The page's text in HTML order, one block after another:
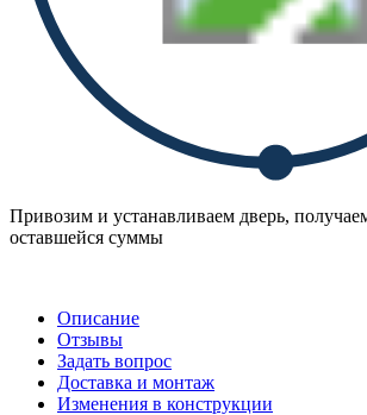
Привозим и устанавливаем дверь,
оставшейся суммы
Описание
Отзывы
Задать вопрос
Доставка и монтаж
Изменения в конструкции